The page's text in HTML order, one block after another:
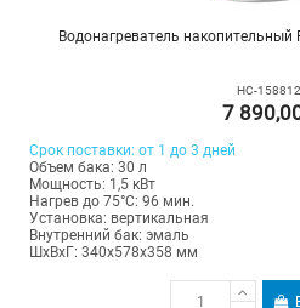
Водонагреватель накопительный
НС-
7
Срок поставки: от 1 до 3 дней
Объем бака: 30 л
Мощность: 1,5 кВт
Нагрев до 75°С: 96 мин.
Установка: вертикальная
Внутренний бак: эмаль
ШхВхГ: 340х578х358 мм